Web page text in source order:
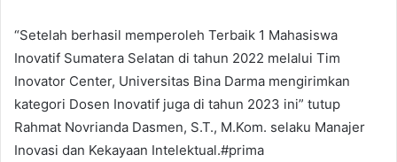
“Setelah berhasil memperoleh Terbaik 1 Mahasiswa
Inovatif Sumatera Selatan di tahun 2022 melalui Tim
Inovator Center, Universitas Bina Darma mengirimkan
kategori Dosen Inovatif juga di tahun 2023 ini” tutup
Rahmat Novrianda Dasmen, S.T., M.Kom. selaku Manajer
Inovasi dan Kekayaan Intelektual.#prima